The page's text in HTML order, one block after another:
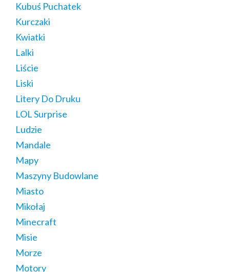
Kubuś Puchatek
Kurczaki
Kwiatki
Lalki
Liście
Liski
Litery Do Druku
LOL Surprise
Ludzie
Mandale
Mapy
Maszyny Budowlane
Miasto
Mikołaj
Minecraft
Misie
Morze
Motory